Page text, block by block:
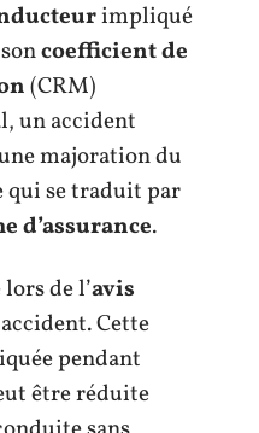
impliqué
coefficient de
(CRM)
un accident
majoration du
qui se traduit par
d’assurance.
de l’avis
Cette
pendant
être réduite